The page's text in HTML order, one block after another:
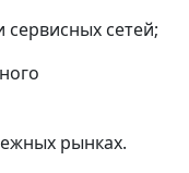
сетей;
рынках.